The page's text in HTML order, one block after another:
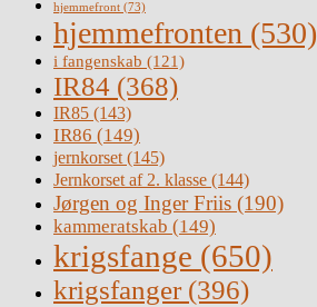
hjemmefront (73)
hjemmefronten (530)
i fangenskab (121)
IR84 (368)
IR85 (143)
IR86 (149)
jernkorset(145)
Jernkorset af 2. klasse (144)
Jørgen og Inger Friis (190)
kammeratskab (149)
krigsfange (650)
krigsfanger (396)